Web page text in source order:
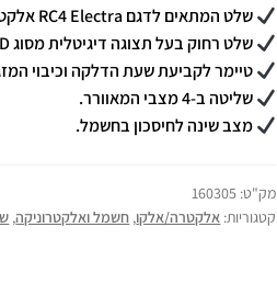
שלט המתאים לדגם RC4 Electra אלקטרה
שלט רחוק בעל תצוגה דיגיטלית מסוג LCD -להצגת מצבי המזגן השונים.
טיימר לקביעת שעת הדלקה וכיבוי
שליטה ב-4 מצבי המאוורר.
מצב שינה לחיסכון בחשמל.
מק"ט: 160305
קטגוריות: אלקטרה/אלקו, חשמל ואלקטרוניקה,